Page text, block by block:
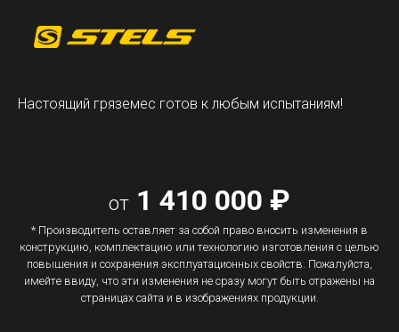
Настоящий гряземес готов к любым испытаниям!
от 1 410 000 ₽
* Производитель оставляет за собой право вносить изменения в
конструкцию, комплектацию или технологию изготовления с целью
повышения и сохранения эксплуатационных свойств. Пожалуйста,
имейте ввиду, что эти изменения не сразу могут быть отражены на
страницах сайта и в изображениях продукции.